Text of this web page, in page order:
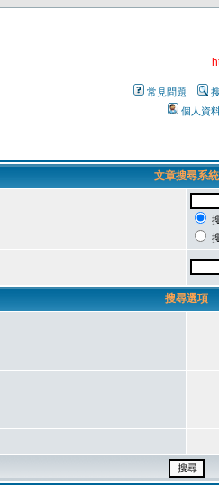
常見問題
個人資
文章搜尋系統
搜尋選項